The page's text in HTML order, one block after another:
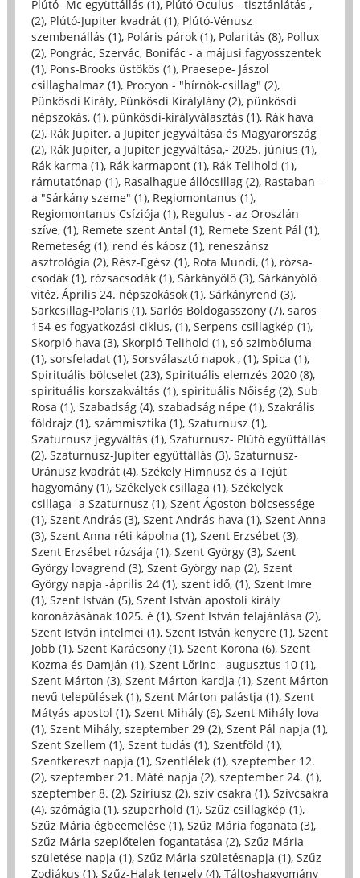
Plútó -Mc együttállás (1), Plútó Oculus - tisztánlátás ,
(2), Plútó-Jupiter kvadrát (1), Plútó-Vénusz
szembenállás (1), Poláris párok (1), Polaritás (8), Pollux
(2), Pongrác, Szervác, Bonifác - a májusi fagyosszentek
(1), Pons-Brooks üstökös (1), Praesepe- Jászol
csillaghalmaz (1), Procyon - "hírnök-csillag" (2),
Pünkösdi Király, Pünkösdi Királylány (2), pünkösdi
népszokás, (1), pünkösdi-királyválasztás (1), Rák hava
(2), Rák Jupiter, a Jupiter jegyváltása és Magyarország
(2), Rák Jupiter, a Jupiter jegyváltása,- 2025. június (1),
Rák karma (1), Rák karmapont (1), Rák Telihold (1),
rámutatónap (1), Rasalhague állócsillag (2), Rastaban –
a "Sárkány szeme" (1), Regiomontanus (1),
Regiomontanus Csíziója (1), Regulus - az Oroszlán
szíve, (1), Remete szent Antal (1), Remete Szent Pál (1),
Remeteség (1), rend és káosz (1), reneszánsz
asztrológia (2), Rész-Egész (1), Rota Mundi, (1), rózsa-
csodák (1), rózsacsodák (1), Sárkányölő (3), Sárkányölő
vitéz, Április 24. népszokások (1), Sárkányrend (3),
Sarkcsillag-Polaris (1), Sarlós Boldogasszony (7), saros
154-es fogyatkozási ciklus, (1), Serpens csillagkép (1),
Skorpió hava (3), Skorpió Telihold (1), só szimbóluma
(1), sorsfeladat (1), Sorsválasztó napok , (1), Spica (1),
Spirituális bölcselet (23), Spirituális elemzés 2020 (8),
spirituális korszakváltás (1), spirituális Nőiség (2), Sub
Rosa (1), Szabadság (4), szabadság népe (1), Szakrális
földrajz (1), számmisztika (1), Szaturnusz (1),
Szaturnusz jegyváltás (1), Szaturnusz- Plútó együttállás
(2), Szaturnusz-Jupiter együttállás (3), Szaturnusz-
Uránusz kvadrát (4), Székely Himnusz és a Tejút
hagyomány (1), Székelyek csillaga (1), Székelyek
csillaga- a Szaturnusz (1), Szent Ágoston bölcsessége
(1), Szent András (3), Szent András hava (1), Szent Anna
(3), Szent Anna réti kápolna (1), Szent Erzsébet (3),
Szent Erzsébet rózsája (1), Szent György (3), Szent
György lovagrend (3), Szent György nap (2), Szent
György napja -április 24 (1), szent idő, (1), Szent Imre
(1), Szent István (5), Szent István apostoli király
koronázásának 1025. é (1), Szent István felajánlása (2),
Szent István intelmei (1), Szent István kenyere (1), Szent
Jobb (1), Szent Karácsony (1), Szent Korona (6), Szent
Kozma és Damján (1), Szent Lőrinc - augusztus 10 (1),
Szent Márton (3), Szent Márton kardja (1), Szent Márton
nevű települések (1), Szent Márton palástja (1), Szent
Mátyás apostol (1), Szent Mihály (6), Szent Mihály lova
(1), Szent Mihály, szeptember 29 (2), Szent Pál napja (1),
Szent Szellem (1), Szent tudás (1), Szentföld (1),
Szentkereszt napja (1), Szentlélek (1), szeptember 12.
(2), szeptember 21. Máté napja (2), szeptember 24. (1),
szeptember 8. (2), Szíriusz (2), szív csakra (1), Szívcsakra
(4), szómágia (1), szuperhold (1), Szűz csillagkép (1),
Szűz Mária égbeemelése (1), Szűz Mária foganata (3),
Szűz Mária szeplőtelen fogantatása (2), Szűz Mária
születése napja (1), Szűz Mária születésnapja (1), Szűz
Zodiákus (1), Szűz-Halak tengely (4), Táltoshagyomány